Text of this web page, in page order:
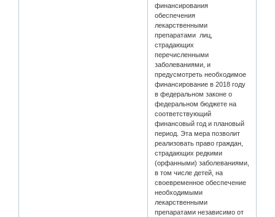
финансирования
обеспечения
лекарственными
препаратами лиц,
страдающих
перечисленными
заболеваниями, и
предусмотреть необходимое
финансирование в 2018 году
в федеральном законе о
федеральном бюджете на
соответствующий
финансовый год и плановый
период. Эта мера позволит
реализовать право граждан,
страдающих редкими
(орфанными) заболеваниями,
в том числе детей, на
своевременное обеспечение
необходимыми
лекарственными
препаратами независимо от